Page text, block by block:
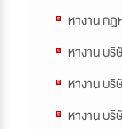
หางาน ก
หางาน บ
หางาน บ
หางาน บริ